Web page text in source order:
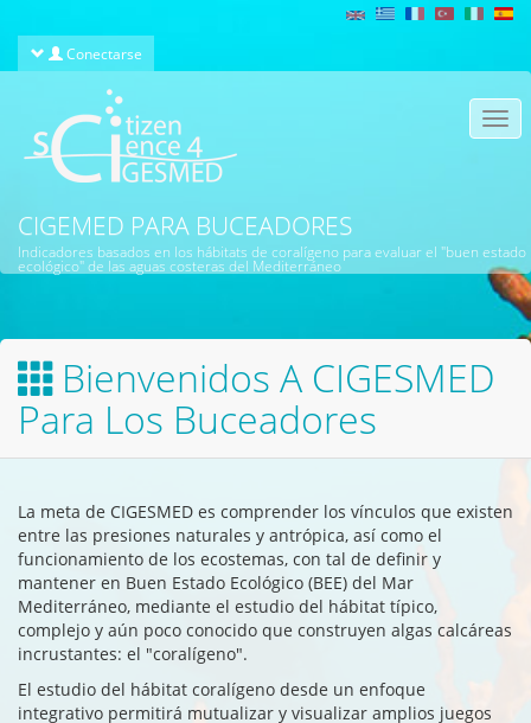
Conectarse
CIGEMED PARA BUCEADORES
Indicadores basados en los hábitats de coralígeno para evaluar el "buen estado
ecológico" de las aguas costeras del Mediterráneo
Bienvenidos A CIGESMED
Para Los Buceadores
La meta de CIGESMED es comprender los vínculos que existen
entre las presiones naturales y antrópica, así como el
funcionamiento de los ecostemas, con tal de definir y
mantener en Buen Estado Ecológico (BEE) del Mar
Mediterráneo, mediante el estudio del hábitat típico,
complejo y aún poco conocido que construyen algas calcáreas
incrustantes: el "coralígeno".
El estudio del hábitat coralígeno desde un enfoque
integrativo permitirá mutualizar y visualizar amplios juegos